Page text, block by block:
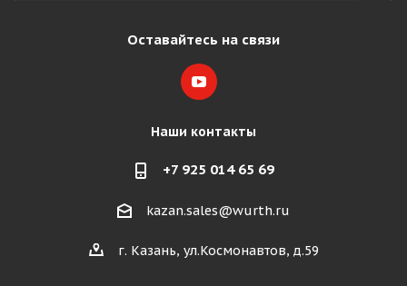
Оставайтесь на связи
Наши контакты
+7 925 014 65 69
kazan.sales@wurth.ru
г. Казань, ул.Космонавтов, д.59